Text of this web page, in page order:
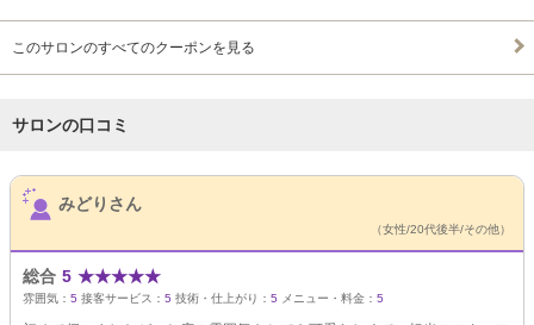
このサロンのすべてのクーポンを見る
サロンの口コミ
サロンPick Up
みどりさん
（女性/20代後半/その他）
総合 5 ★★★★★
雰囲気： 5 接客サービス： 5 技術・仕上がり： 5 メニュー・料金： 5